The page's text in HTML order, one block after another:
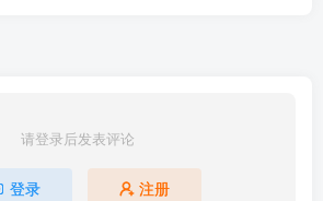
请登录后发表评论
登录 注册